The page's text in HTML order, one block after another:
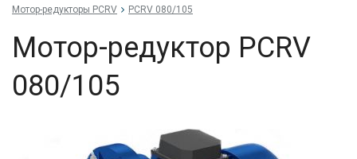
Мотор-редукторы PCRV
PCRV 080/105
Мотор-редуктор PCRV
080/105